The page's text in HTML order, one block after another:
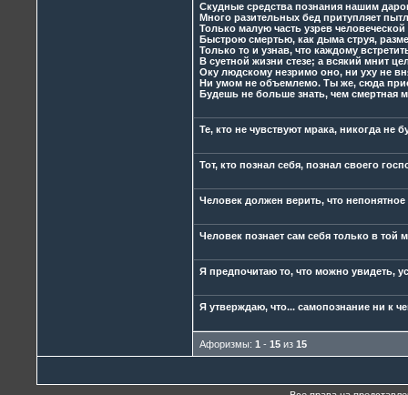
Скудные средства познания нашим
Много разительных бед притупляет
Только малую часть узрев
Быстрою смертью, как дыма струя,
Только то и узнав, что каждому
В суетной жизни стезе; а всякий мнит
Оку людскому незримо оно, ни уху не
Ни умом не объемлемо. Ты же, сюда
Будешь не больше знать, чем смертная
Те, кто не чувствуют мрака, никогда не
Тот, кто познал себя, познал своего
Человек должен верить, что
Человек познает сам себя только в той
Я предпочитаю то, что можно увидеть,
Я утверждаю, что... самопознание ни к
Афоризмы: 1 - 15 из 15